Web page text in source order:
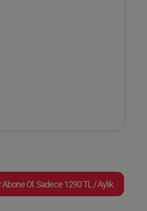
Abone Ol: Sadece 1290 TL / Aylık